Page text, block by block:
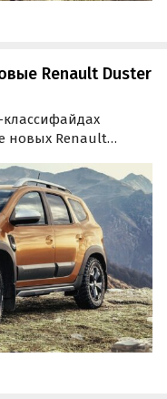
Renault Duster
новых Renault
стартуют от 2 122